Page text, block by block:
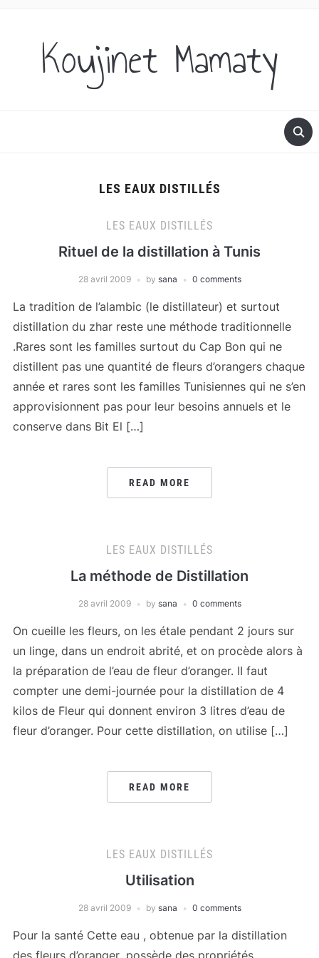
Koujinet Mamaty
LES EAUX DISTILLÉS
LES EAUX DISTILLÉS
Rituel de la distillation à Tunis
28 avril 2009 by sana 0 comments
La tradition de l’alambic (le distillateur) et surtout
distillation du zhar reste une méthode traditionnelle
.Rares sont les familles surtout du Cap Bon qui ne
distillent pas une quantité de fleurs d’orangers chaque
année et rares sont les familles Tunisiennes qui ne s’en
approvisionnent pas pour leur besoins annuels et le
conserve dans Bit El […]
READ MORE
LES EAUX DISTILLÉS
La méthode de Distillation
28 avril 2009 by sana 0 comments
On cueille les fleurs, on les étale pendant 2 jours sur
un linge, dans un endroit abrité, et on procède alors à
la préparation de l’eau de fleur d’oranger. II faut
compter une demi-journée pour la distillation de 4
kilos de Fleur qui donnent environ 3 litres d’eau de
fleur d’oranger. Pour cette distillation, on utilise […]
READ MORE
LES EAUX DISTILLÉS
Utilisation
28 avril 2009 by sana 0 comments
Pour la santé Cette eau , obtenue par la distillation
des fleurs d’oranger ,possède des propriétés